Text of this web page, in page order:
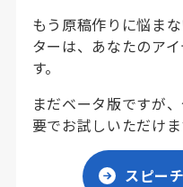
もう原稿作りに悩ま
ターは、あなたのア
す。
まだベータ版ですが
要でお試しいただけま
スピー